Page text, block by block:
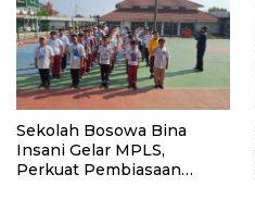
Sekolah Bosowa Bina
Insani Gelar MPLS,
Perkuat Pembiasaan